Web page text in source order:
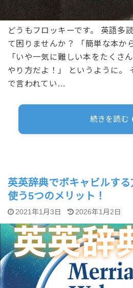
どうもフロッキーです。 英語多
て困りませんか？ 「簡単な本か
「いや一気に難しい本をたくさ
やり方だよ！」 というように。
で言われてい…
続きを読む
英英辞典でボキャビルす
使う5つのメリット！
2021年1月3日 2026年1月2日